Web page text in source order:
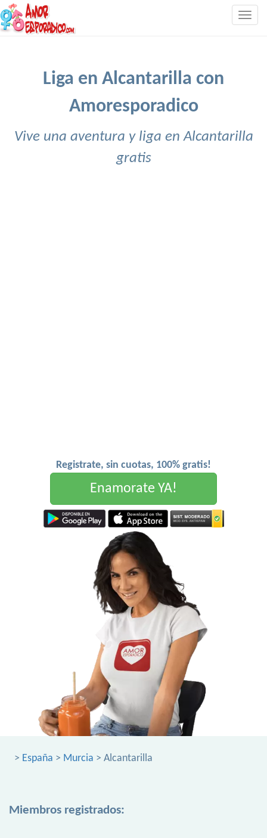
Liga en Alcantarilla con
Amoresporadico
Vive una aventura y liga en Alcantarilla
gratis
Registrate, sin cuotas, 100% gratis!
Enamorate YA!
> España > Murcia > Alcantarilla
Miembros registrados: